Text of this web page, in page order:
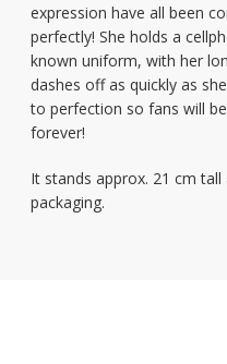
expression have all been
perfectly! She holds a
known uniform, with her
dashes off as quickly as
to perfection so fans will
forever!
It stands approx. 21 cm
packaging.